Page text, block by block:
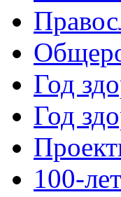
Год
Год
100-